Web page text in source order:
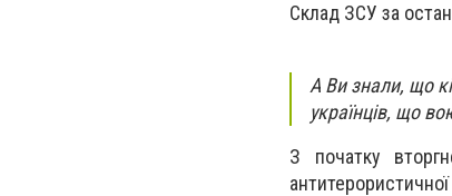
Склад ЗСУ за
А Ви знали, що
українців, що
З початку